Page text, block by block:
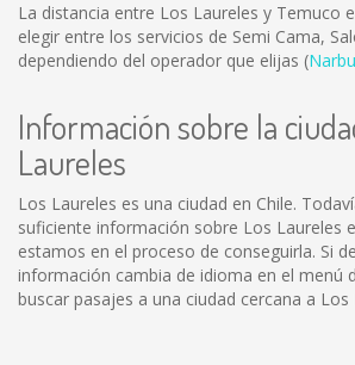
La distancia entre Los Laureles y Temuco
elegir entre los servicios de Semi Cama,
dependiendo del operador que elijas (
Información sobre la
Laureles
Los Laureles es una ciudad en Chile.
suficiente información sobre Los Laureles
estamos en el proceso de conseguirla. Si
información cambia de idioma en el menú
buscar pasajes a una ciudad cercana a Los